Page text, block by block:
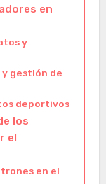
en
y
gestión de
deportivos
los
el
en el